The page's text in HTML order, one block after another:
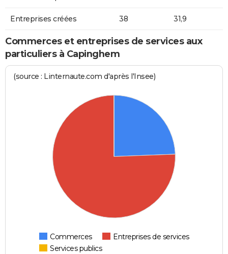
Entreprises créées 38 31,9
Commerces et entreprises de services aux
particuliers à Capinghem
(source : Linternaute.com d'après l'Insee)
Commerces
Entreprises de services
Services publics